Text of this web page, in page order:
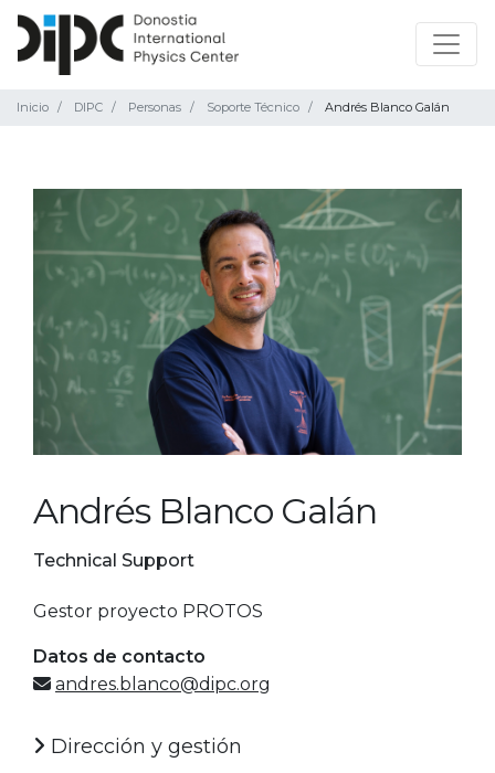
Inicio DIPC Personas Soporte Técnico Andrés Blanco Galán
Andrés Blanco Galán
Technical Support
Gestor proyecto PROTOS
Datos de contacto
andres.blanco@dipc.org
Dirección y gestión